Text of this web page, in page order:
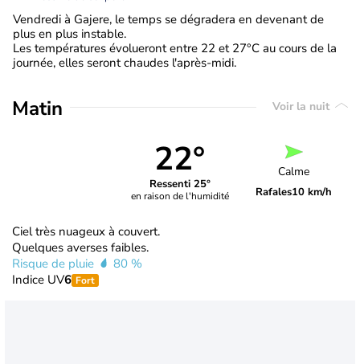
Vendredi à Gajere, le temps se dégradera en devenant de
plus en plus instable.
Les températures évolueront entre 22 et 27°C au cours de la
journée, elles seront chaudes l'après-midi.
Matin Voir la nuit
22°
Ressenti 25°
en raison de l'humidité
Calme
Rafales10 km/h
Ciel très nuageux à couvert.
Quelques averses faibles.
Risque de pluie
80 %
Indice UV6 Fort